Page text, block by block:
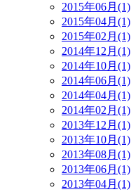
2015年06月(1)
2015年04月(1)
2015年02月(1)
2014年12月(1)
2014年10月(1)
2014年06月(1)
2014年04月(1)
2014年02月(1)
2013年12月(1)
2013年10月(1)
2013年08月(1)
2013年06月(1)
2013年04月(1)